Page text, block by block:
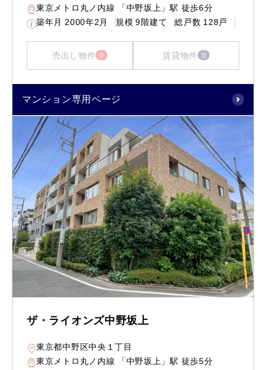
東京メトロ丸ノ内線 「中野坂上」駅 徒歩6分
築年月 2000年2月 規模 9階建て 総戸数 128戸
売出し物件 0 賃貸物件 0
マンション専用ページ
ザ・ライオンズ中野坂上
東京都中野区中央１丁目
東京メトロ丸ノ内線 「中野坂上」駅 徒歩5分